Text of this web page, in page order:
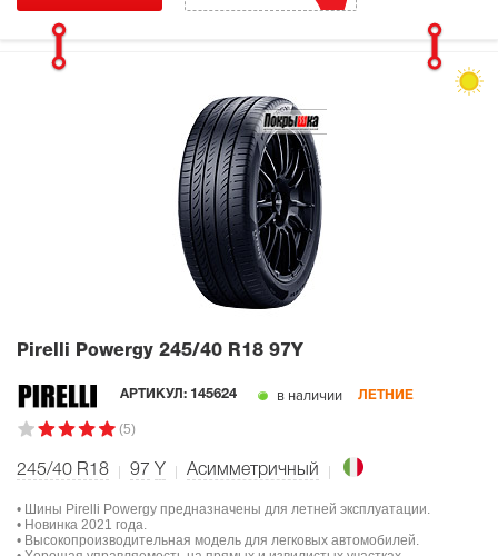
Pirelli Powergy 245/40 R18 97Y
АРТИКУЛ: 145624 в наличии ЛЕТНИЕ
(5)
245/40 R18 97 Y Асимметричный
• Шины Pirelli Powergy предназначены для летней эксплуатации.
• Новинка 2021 года.
• Высокопроизводительная модель для легковых автомобилей.